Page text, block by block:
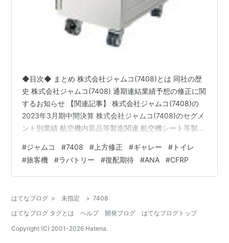
◆目次◆ まとめ 株式会社ジャムコ(7408)とは 同社の歴
史 株式会社ジャムコ(7408) 通期連結業績予想の修正に関
するお知らせ 【関連記事】 株式会社ジャムコ(7408)の
2023年3月期中間決算 株式会社ジャムコ(7408)のセグメ
ント別業績 航空機内装品等製造関連 航空機シート等製造
会社ジャムコ(7408)の配当利回り 株式会社ジャムコ
(7408)の株主優待 ブログをご覧頂き、ありがとうござい
ます。 皆さんは、コロナが落ち着いて飛行機に乗るのを
入ってから何度か飛行機…
#ジャムコ #7408 # 上方修正 #ギャレー # トイレ
#旅客機 #ラバトリー #復配期待 #ANA #CFRP
はてなブログ > 未指定 > 7408
はてなブログ タグとは
ヘルプ 開発ブログ
はてなブログトップ
Copyright (C) 2001-2026 Hatena.